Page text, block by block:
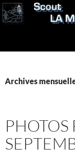
Aller
au
Archives
PHOTOS